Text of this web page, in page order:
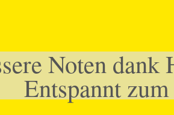
Noten dank
Entspannt